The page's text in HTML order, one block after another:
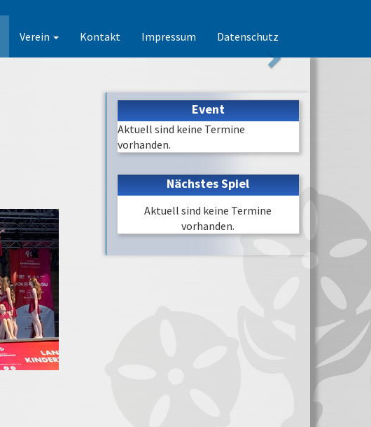
Verein Kontakt Impressum Datenschutz
Event
Aktuell sind keine Termine
vorhanden.
Nächstes Spiel
Aktuell sind keine Termine
vorhanden.